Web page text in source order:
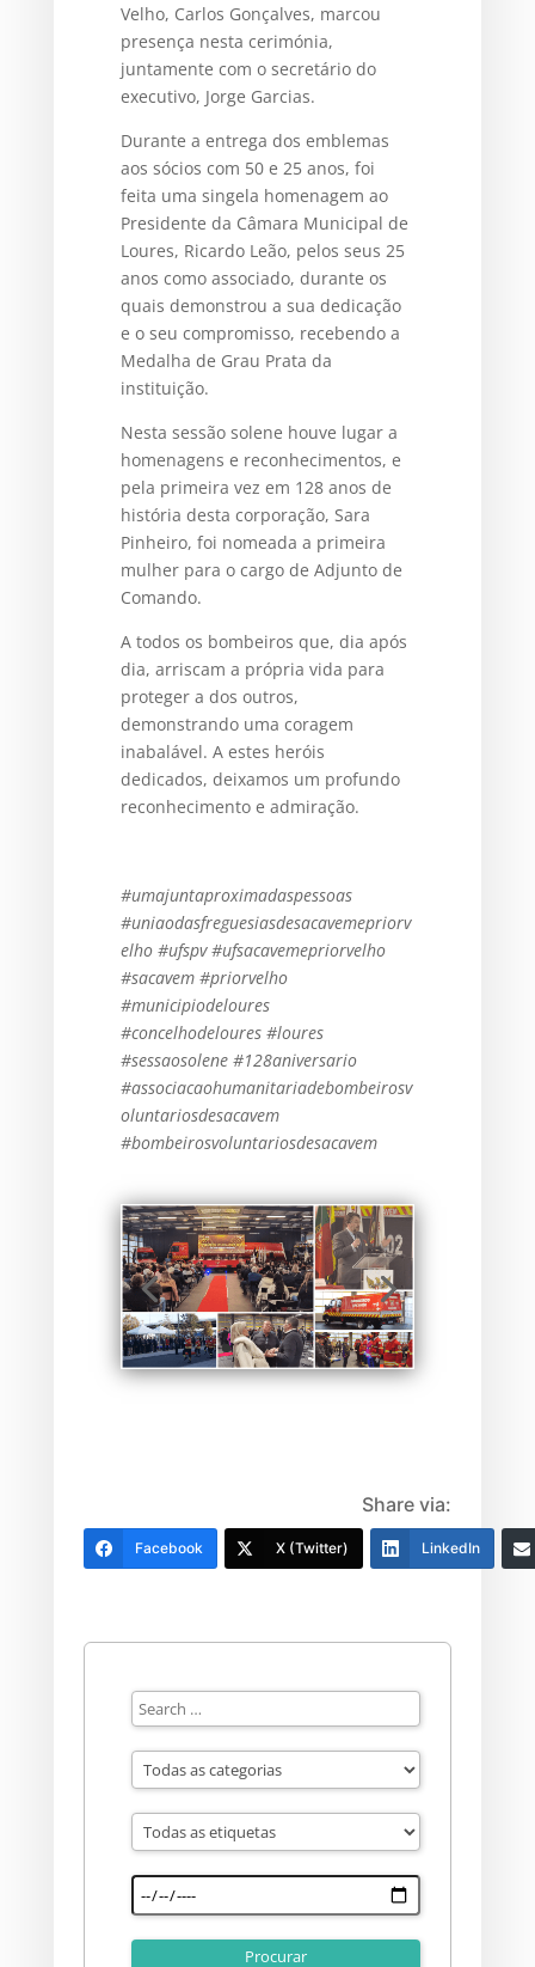
Velho, Carlos Gonçalves, marcou
presença nesta cerimónia,
juntamente com o secretário do
executivo, Jorge Garcias.
Durante a entrega dos emblemas
aos sócios com 50 e 25 anos, foi
feita uma singela homenagem ao
Presidente da Câmara Municipal de
Loures, Ricardo Leão, pelos seus 25
anos como associado, durante os
quais demonstrou a sua dedicação
e o seu compromisso, recebendo a
Medalha de Grau Prata da
instituição.
Nesta sessão solene houve lugar a
homenagens e reconhecimentos, e
pela primeira vez em 128 anos de
história desta corporação, Sara
Pinheiro, foi nomeada a primeira
mulher para o cargo de Adjunto de
Comando.
A todos os bombeiros que, dia após
dia, arriscam a própria vida para
proteger a dos outros,
demonstrando uma coragem
inabalável. A estes heróis
dedicados, deixamos um profundo
reconhecimento e admiração.
#umajuntaproximadaspessoas
#uniaodasfreguesiasdesacavemepriorv
elho #ufspv #ufsacavemepriorvelho
#sacavem #priorvelho
#municipiodeloures
#concelhodeloures #loures
#sessaosolene #128aniversario
#associacaohumanitariadebombeirosv
oluntariosdesacavem
#bombeirosvoluntariosdesacavem
Share via:
Facebook X (Twitter) LinkedIn